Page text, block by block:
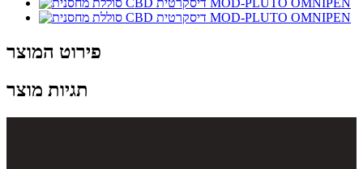
פירוט המוצר
תגיות מוצר